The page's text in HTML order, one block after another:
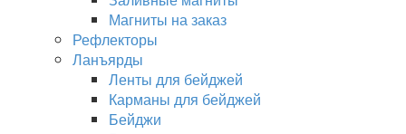
Магниты на заказ
Рефлекторы
Ланъярды
Ленты для бейджей
Карманы для бейджей
Бейджи